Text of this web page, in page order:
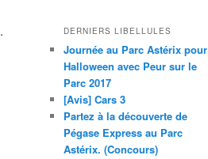
.
DERNIERS LIBELLULES
Journée au Parc Astérix pour
Halloween avec Peur sur le
Parc 2017
[Avis] Cars 3
Partez à la découverte de
Pégase Express au Parc
Astérix. (Concours)